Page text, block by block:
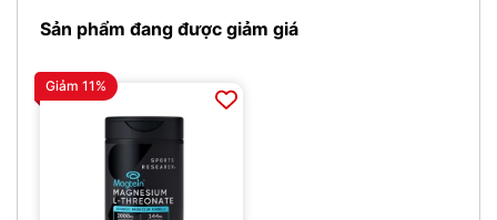
Sản phẩm đang được giảm giá
Giảm 11%